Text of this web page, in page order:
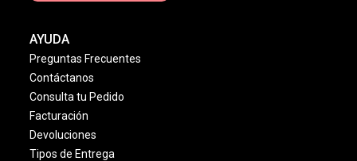
AYUDA
Preguntas Frecuentes
Contáctanos
Consulta tu Pedido
Facturación
Devoluciones
Tipos de Entrega